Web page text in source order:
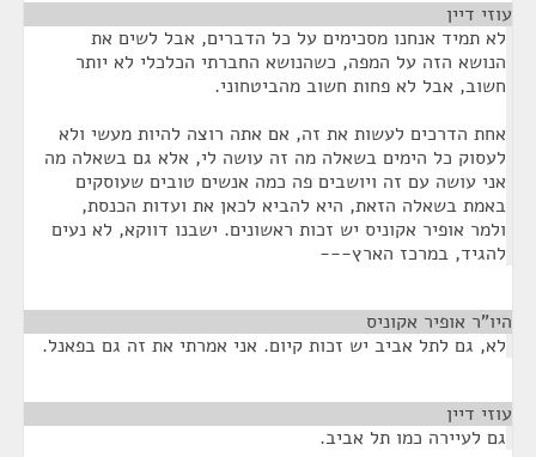
עוזי דיין
לא תמיד אנחנו מסכימים על כל הדברים, אבל לשים את
הנושא הזה על המפה, כשהנושא החברתי הכלכלי לא יותר
חשוב, אבל לא פחות חשוב מהביטחוני.
אחת הדרכים לעשות את זה, אם אתה רוצה להיות מעשי ולא
לעסוק כל הימים בשאלה מה זה עושה לי, אלא גם בשאלה מה
אני עושה עם זה ויושבים פה כמה אנשים טובים שעוסקים
באמת בשאלה הזאת, היא להביא לכאן את ועדות הכנסת,
ולמר אופיר אקוניס יש זכות ראשונים. ישבנו דווקא, לא נעים
להגיד, במרכז הארץ---
היו"ר אופיר אקוניס
לא, גם לתל אביב יש זכות קיום. אני אמרתי את זה גם בפאנל.
עוזי דיין
גם לעיירה כמו תל אביב.